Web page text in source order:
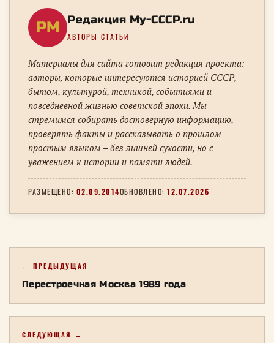
РM Редакция My-CCCP.ru
АВТОРЫ СТАТЬИ
Материалы для сайта готовит редакция проекта:
авторы, которые интересуются историей СССР,
бытом, культурой, техникой, событиями и
повседневной жизнью советской эпохи. Мы
стремимся собирать достоверную информацию,
проверять факты и рассказывать о прошлом
простым языком – без лишней сухости, но с
уважением к истории и памяти людей.
РАЗМЕЩЕНО: 02.09.2014ОБНОВЛЕНО: 12.07.2026
← ПРЕДЫДУЩАЯ
Перестроечная Москва 1989 года
СЛЕДУЮЩАЯ →